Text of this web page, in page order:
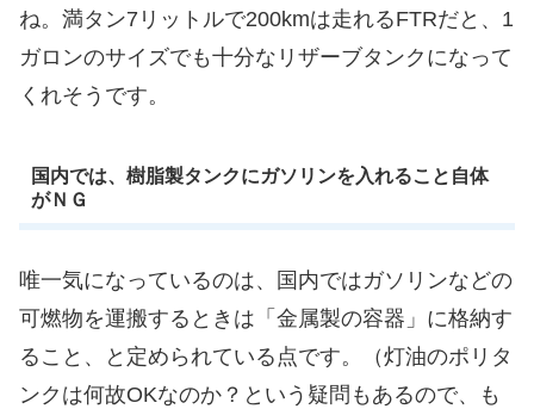
ね。満タン7リットルで200kmは走れるFTRだと、1
ガロンのサイズでも十分なリザーブタンクになって
くれそうです。
国内では、樹脂製タンクにガソリンを入れること自体
がＮＧ
唯一気になっているのは、国内ではガソリンなどの
可燃物を運搬するときは「金属製の容器」に格納す
ること、と定められている点です。（灯油のポリタ
ンクは何故OKなのか？という疑問もあるので、も